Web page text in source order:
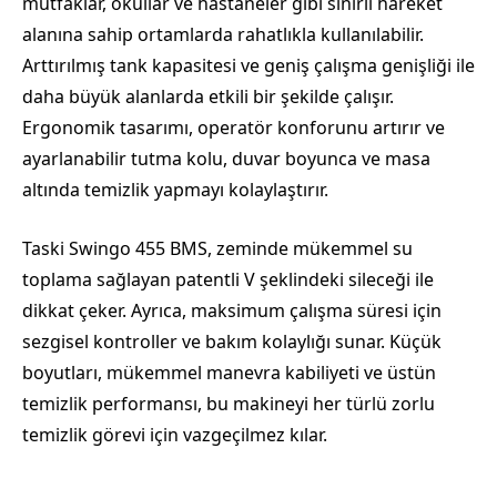
alanına sahip ortamlarda rahatlıkla kullanılabilir.
Arttırılmış tank kapasitesi ve geniş çalışma genişliği ile
daha büyük alanlarda etkili bir şekilde çalışır.
Ergonomik tasarımı, operatör konforunu artırır ve
ayarlanabilir tutma kolu, duvar boyunca ve masa
altında temizlik yapmayı kolaylaştırır.
Taski Swingo 455 BMS, zeminde mükemmel su
toplama sağlayan patentli V şeklindeki sileceği ile
dikkat çeker. Ayrıca, maksimum çalışma süresi için
sezgisel kontroller ve bakım kolaylığı sunar. Küçük
boyutları, mükemmel manevra kabiliyeti ve üstün
temizlik performansı, bu makineyi her türlü zorlu
temizlik görevi için vazgeçilmez kılar.